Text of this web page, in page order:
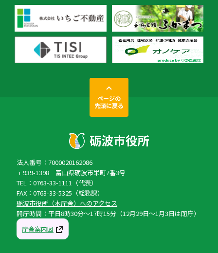
ページの
先頭に戻る
法人番号：7000020162086
〒939-1398 富山県砺波市栄町7番3号
TEL：0763-33-1111（代表）
FAX：0763-33-5325（総務課）
砺波市役所（本庁舎）へのアクセス
開庁時間：平日8時30分〜17時15分（12月29日〜1月3日は閉庁）
庁舎案内図